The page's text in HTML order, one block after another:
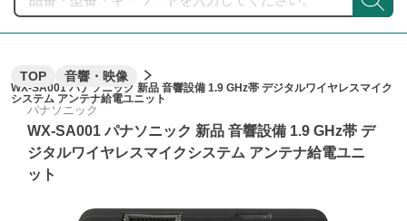
TOP 音響・映像
WX-SA001 パナソニック 新品 音響設備 1.9 GHz帯 デジタルワイヤレスマイク
システム アンテナ給電ユニット
パナソニック
WX-SA001 パナソニック 新品 音響設備 1.9 GHz帯 デ
ジタルワイヤレスマイクシステム アンテナ給電ユニ
ット